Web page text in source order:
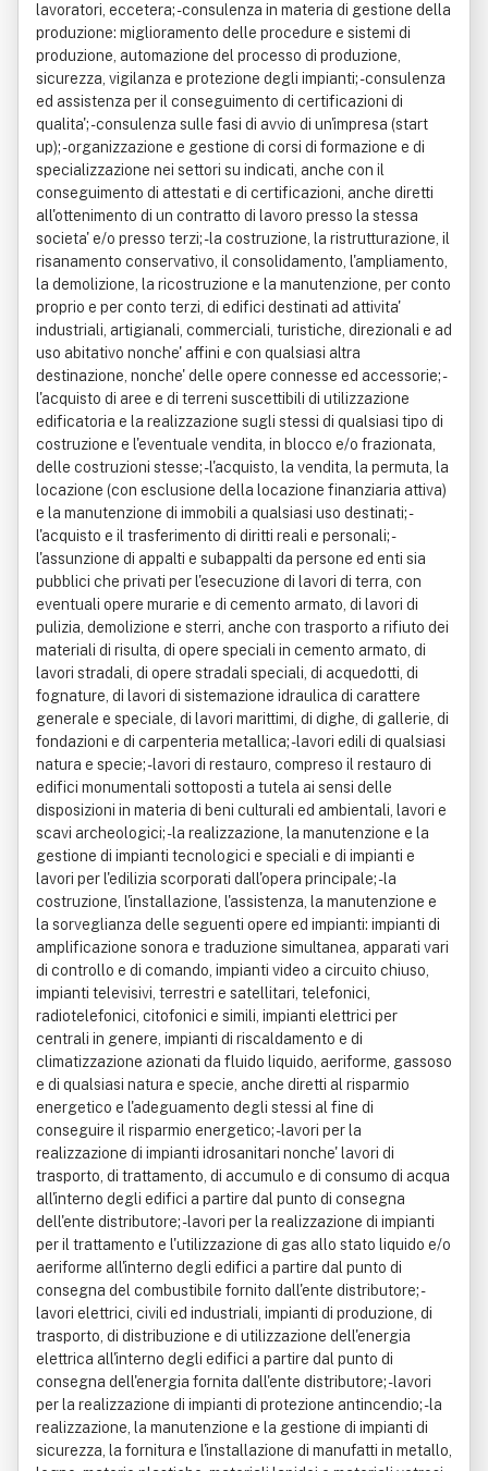
lavoratori, eccetera; - consulenza in materia di gestione della
produzione: miglioramento delle procedure e sistemi di
produzione, automazione del processo di produzione,
sicurezza, vigilanza e protezione degli impianti; - consulenza
ed assistenza per il conseguimento di certificazioni di
qualita'; - consulenza sulle fasi di avvio di un'impresa (start
up); - organizzazione e gestione di corsi di formazione e di
specializzazione nei settori su indicati, anche con il
conseguimento di attestati e di certificazioni, anche diretti
all'ottenimento di un contratto di lavoro presso la stessa
societa' e/o presso terzi; - la costruzione, la ristrutturazione, il
risanamento conservativo, il consolidamento, l'ampliamento,
la demolizione, la ricostruzione e la manutenzione, per conto
proprio e per conto terzi, di edifici destinati ad attivita'
industriali, artigianali, commerciali, turistiche, direzionali e ad
uso abitativo nonche' affini e con qualsiasi altra
destinazione, nonche' delle opere connesse ed accessorie; -
l'acquisto di aree e di terreni suscettibili di utilizzazione
edificatoria e la realizzazione sugli stessi di qualsiasi tipo di
costruzione e l'eventuale vendita, in blocco e/o frazionata,
delle costruzioni stesse; - l'acquisto, la vendita, la permuta, la
locazione (con esclusione della locazione finanziaria attiva)
e la manutenzione di immobili a qualsiasi uso destinati; -
l'acquisto e il trasferimento di diritti reali e personali; -
l'assunzione di appalti e subappalti da persone ed enti sia
pubblici che privati per l'esecuzione di lavori di terra, con
eventuali opere murarie e di cemento armato, di lavori di
pulizia, demolizione e sterri, anche con trasporto a rifiuto dei
materiali di risulta, di opere speciali in cemento armato, di
lavori stradali, di opere stradali speciali, di acquedotti, di
fognature, di lavori di sistemazione idraulica di carattere
generale e speciale, di lavori marittimi, di dighe, di gallerie, di
fondazioni e di carpenteria metallica; - lavori edili di qualsiasi
natura e specie; - lavori di restauro, compreso il restauro di
edifici monumentali sottoposti a tutela ai sensi delle
disposizioni in materia di beni culturali ed ambientali, lavori e
scavi archeologici; - la realizzazione, la manutenzione e la
gestione di impianti tecnologici e speciali e di impianti e
lavori per l'edilizia scorporati dall'opera principale; - la
costruzione, l'installazione, l'assistenza, la manutenzione e
la sorveglianza delle seguenti opere ed impianti: impianti di
amplificazione sonora e traduzione simultanea, apparati vari
di controllo e di comando, impianti video a circuito chiuso,
impianti televisivi, terrestri e satellitari, telefonici,
radiotelefonici, citofonici e simili, impianti elettrici per
centrali in genere, impianti di riscaldamento e di
climatizzazione azionati da fluido liquido, aeriforme, gassoso
e di qualsiasi natura e specie, anche diretti al risparmio
energetico e l'adeguamento degli stessi al fine di
conseguire il risparmio energetico; - lavori per la
realizzazione di impianti idrosanitari nonche' lavori di
trasporto, di trattamento, di accumulo e di consumo di acqua
all'interno degli edifici a partire dal punto di consegna
dell'ente distributore; - lavori per la realizzazione di impianti
per il trattamento e l'utilizzazione di gas allo stato liquido e/o
aeriforme all'interno degli edifici a partire dal punto di
consegna del combustibile fornito dall'ente distributore; -
lavori elettrici, civili ed industriali, impianti di produzione, di
trasporto, di distribuzione e di utilizzazione dell'energia
elettrica all'interno degli edifici a partire dal punto di
consegna dell'energia fornita dall'ente distributore; - lavori
per la realizzazione di impianti di protezione antincendio; - la
realizzazione, la manutenzione e la gestione di impianti di
sicurezza, la fornitura e l'installazione di manufatti in metallo,